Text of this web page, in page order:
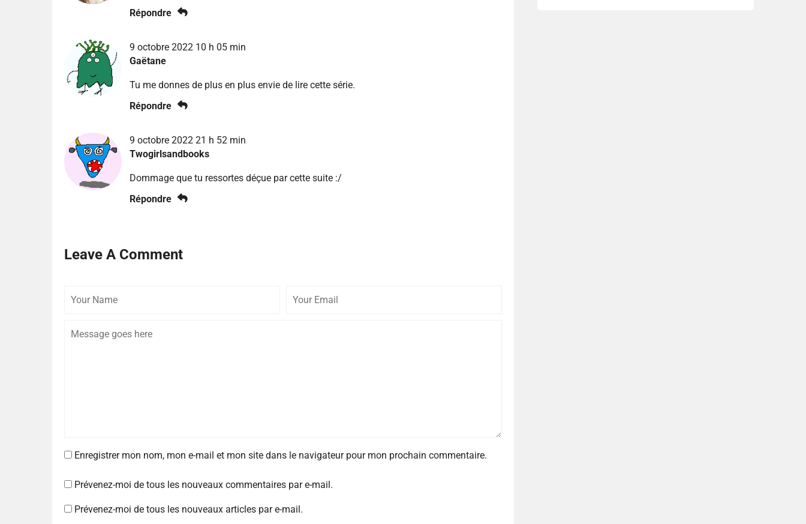
Répondre
9 octobre 2022 10 h 05 min
Gaëtane
Tu me donnes de plus en plus envie de lire cette série.
Répondre
9 octobre 2022 21 h 52 min
Twogirlsandbooks
Dommage que tu ressortes déçue par cette suite :/
Répondre
Leave A Comment
Enregistrer mon nom, mon e-mail et mon site dans le navigateur pour mon prochain commentaire.
Prévenez-moi de tous les nouveaux commentaires par e-mail.
Prévenez-moi de tous les nouveaux articles par e-mail.